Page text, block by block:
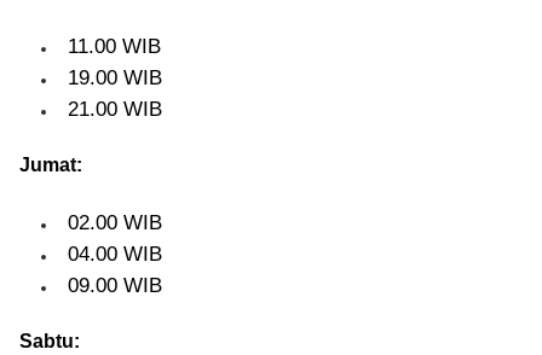
11.00 WIB
19.00 WIB
21.00 WIB
Jumat:
02.00 WIB
04.00 WIB
09.00 WIB
Sabtu: